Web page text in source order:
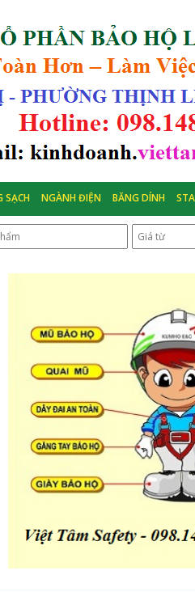
SẠCH NGÀNH ĐIỆN BĂNG DÍNH